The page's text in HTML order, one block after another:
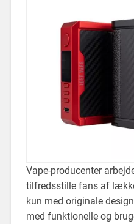
Vape-producenter
tilfredsstille fans af
kun med originale
med funktionelle og